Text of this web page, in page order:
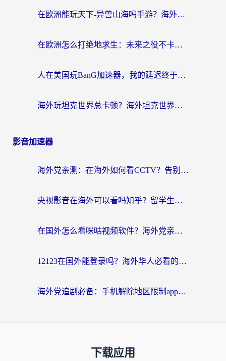
在欧洲能玩天下-异兽山海吗手游？海外玩家的加速器生存指南
在欧洲怎么打绝地求生：未来之役不卡？留学生亲测的加速器避坑指南
人在美国玩BanG加速器，我的延迟终于绿了
海外玩坦克世界总卡顿？海外坦克世界加速器有哪些？实测好用的选择在这里
影音加速器
海外党亲测：在海外如何看CCTV？告别“仅限大陆播放”的实用指南
央视影音在海外可以看吗知乎？留学生亲测：3步解决地域限制+追剧自由
在国外怎么看咪咕视频软件？海外党亲测有效的回国加速方案
12123在国外能登录吗？海外华人必看的回国加速实用指南
海外党追剧必备：手机解除地区限制app怎么选？解决央视视频&国内剧地区限制全指南
下载应用